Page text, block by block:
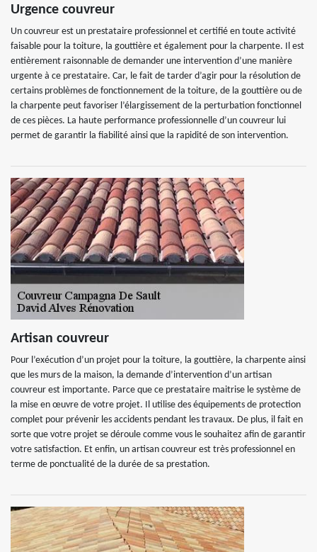
Urgence couvreur
Un couvreur est un prestataire professionnel et certifié en toute activité
faisable pour la toiture, la gouttière et également pour la charpente. Il est
entièrement raisonnable de demander une intervention d’une manière
urgente à ce prestataire. Car, le fait de tarder d’agir pour la résolution de
certains problèmes de fonctionnement de la toiture, de la gouttière ou de
la charpente peut favoriser l’élargissement de la perturbation fonctionnel
de ces pièces. La haute performance professionnelle d’un couvreur lui
permet de garantir la fiabilité ainsi que la rapidité de son intervention.
Artisan couvreur
Pour l’exécution d’un projet pour la toiture, la gouttière, la charpente ainsi
que les murs de la maison, la demande d’intervention d’un artisan
couvreur est importante. Parce que ce prestataire maitrise le système de
la mise en œuvre de votre projet. Il utilise des équipements de protection
complet pour prévenir les accidents pendant les travaux. De plus, il fait en
sorte que votre projet se déroule comme vous le souhaitez afin de garantir
votre satisfaction. Et enfin, un artisan couvreur est très professionnel en
terme de ponctualité de la durée de sa prestation.